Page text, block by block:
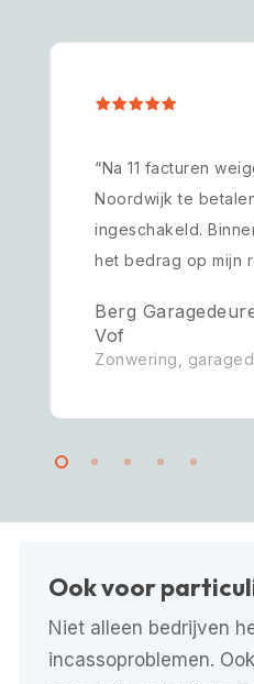
“Na 11 facturen
Noordwijk te
ingeschakeld.
het bedrag op mijn
Berg
Vof
Zonwering,
Ook voor
Niet alleen bedrijven
incassoproblemen.